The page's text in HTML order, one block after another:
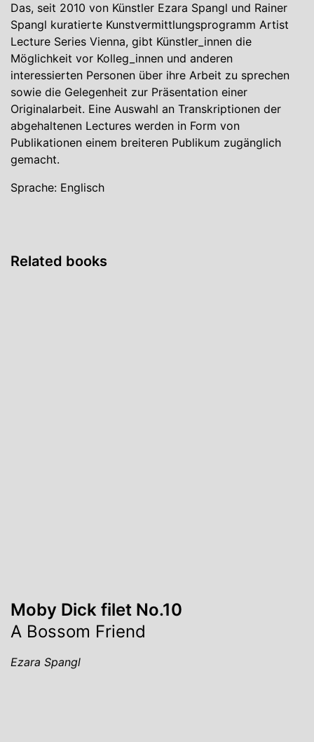
Das, seit 2010 von Künstler Ezara Spangl und Rainer
Spangl kuratierte Kunstvermittlungsprogramm Artist
Lecture Series Vienna, gibt Künstler_innen die
Möglichkeit vor Kolleg_innen und anderen
interessierten Personen über ihre Arbeit zu sprechen
sowie die Gelegenheit zur Präsentation einer
Originalarbeit. Eine Auswahl an Transkriptionen der
abgehaltenen Lectures werden in Form von
Publikationen einem breiteren Publikum zugänglich
gemacht.
Sprache: Englisch
Related books
Moby Dick filet No.10
A Bossom Friend
Ezara Spangl